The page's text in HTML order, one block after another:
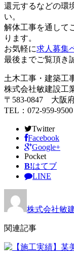
還元するなどの環
い。
解体工事を通して
ります。
お気軽に求人募集
最後までご覧頂き
土木工事・建築工
株式会社敏建設工
〒583-0847 大阪
TEL：072-959-
Twitter
Facebook
Google+
Pocket
B!はてブ
LINE
株式会社敏
関連記事